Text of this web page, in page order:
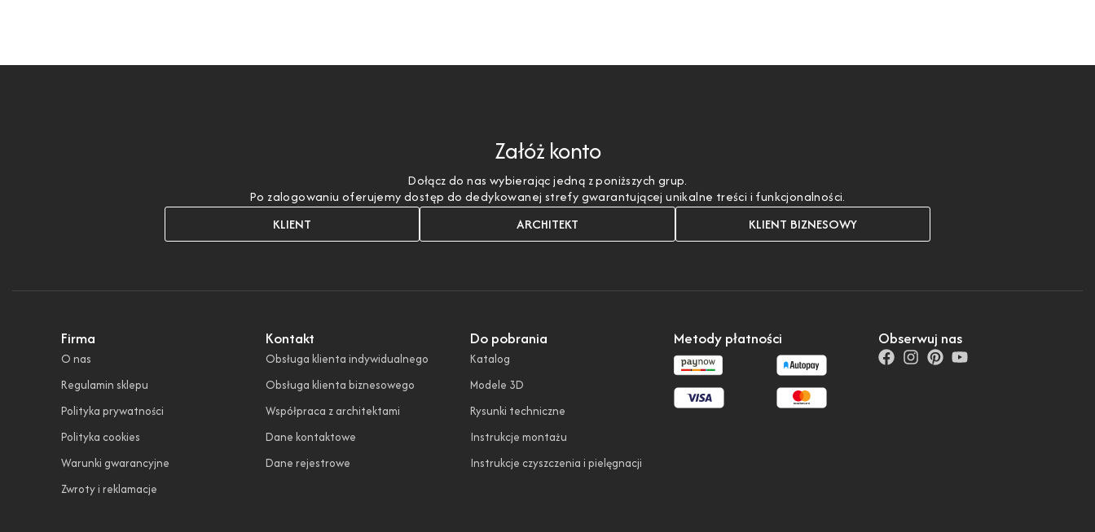
Załóż konto
Dołącz do nas wybierając jedną z poniższych grup.
Po zalogowaniu oferujemy dostęp do dedykowanej strefy gwarantującej unikalne treści i funkcjonalności.
KLIENT ARCHITEKT KLIENT BIZNESOWY
Firma
O nas
Regulamin sklepu
Polityka prywatności
Polityka cookies
Warunki gwarancyjne
Zwroty i reklamacje
Kontakt
Obsługa klienta indywidualnego
Obsługa klienta biznesowego
Współpraca z architektami
Dane kontaktowe
Dane rejestrowe
Do pobrania
Katalog
Modele 3D
Rysunki techniczne
Instrukcje montażu
Instrukcje czyszczenia i pielęgnacji
Metody płatności Obserwuj nas